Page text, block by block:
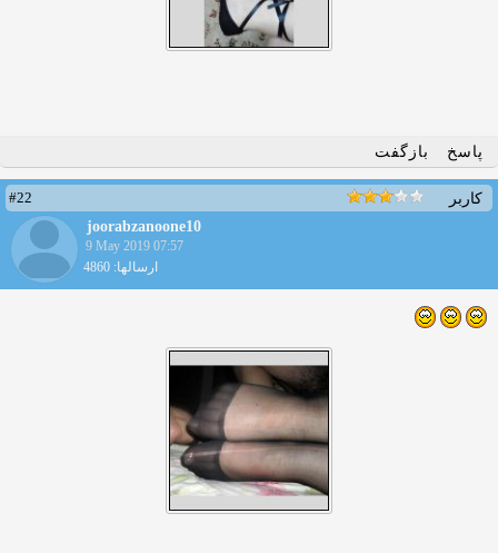
پاسخ بازگفت
کاربر
#22
joorabzanoone10
9 May 2019 07:57
ارسالها: 4860